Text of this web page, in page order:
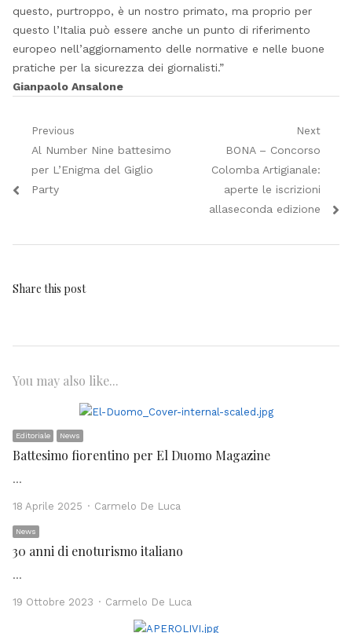
questo, purtroppo, è un nostro primato, ma proprio per
questo l’Italia può essere anche un punto di riferimento
europeo nell’aggiornamento delle normative e nelle buone
pratiche per la sicurezza dei giornalisti.”
Gianpaolo Ansalone
Navigazione
articoli
Previous
Previous
post:
Al Number Nine battesimo
per L’Enigma del Giglio
Party
Next
Next
post:
BONA – Concorso
Colomba Artigianale:
aperte le iscrizioni
allaseconda edizione
Share this post
You may also like...
Editoriale News
Battesimo fiorentino per El Duomo Magazine
…
18 Aprile 2025 Author
Carmelo De Luca
News
30 anni di enoturismo italiano
…
19 Ottobre 2023 Author
Carmelo De Luca